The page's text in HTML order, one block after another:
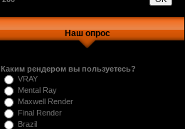
Наш опрос
Каким рендером вы пользуетесь?
VRAY
Mental Ray
Maxwell Render
Final Render
Brazil